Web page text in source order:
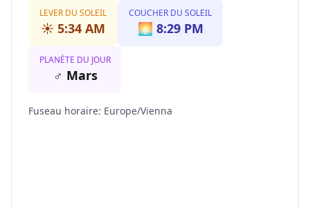
LEVER DU SOLEIL
☀️ 5:34 AM
COUCHER DU SOLEIL
🌅 8:29 PM
PLANÈTE DU JOUR
♂ Mars
Fuseau horaire: Europe/Vienna